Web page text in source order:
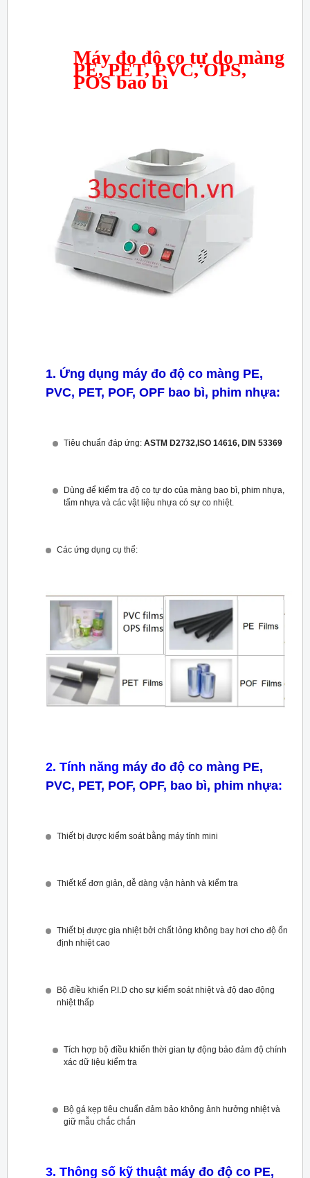
Máy đo độ co tự do màng
PE, PET, PVC, OPS,
POS bao bì
1. Ứng dụng máy đo độ co màng PE,
PVC, PET, POF, OPF bao bì, phim nhựa:
Tiêu chuẩn đáp ứng: ASTM D2732,ISO 14616, DIN 53369
Dùng để kiểm tra độ co tự do của màng bao bì, phim nhựa,
tấm nhựa và các vật liệu nhựa có sự co nhiệt.
Các ứng dụng cụ thể:
2. Tính năng máy đo độ co màng PE,
PVC, PET, POF, OPF, bao bì, phim nhựa:
Thiết bị được kiểm soát bằng máy tính mini
Thiết kế đơn giản, dễ dàng vận hành và kiểm tra
Thiết bị được gia nhiệt bởi chất lỏng không bay hơi cho độ ổn
định nhiệt cao
Bộ điều khiển P.I.D cho sự kiểm soát nhiệt và độ dao động
nhiệt thấp
Tích hợp bộ điều khiển thời gian tự động bảo đảm độ chính
xác dữ liệu kiểm tra
Bộ gá kẹp tiêu chuẩn đảm bảo không ảnh hưởng nhiệt và
giữ mẫu chắc chắn
3. Thông số kỹ thuật máy đo độ co PE,